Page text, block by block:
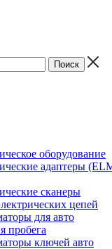
оборудование
адаптеры
сканеры
цепей
для авто
пробега
ключей авто